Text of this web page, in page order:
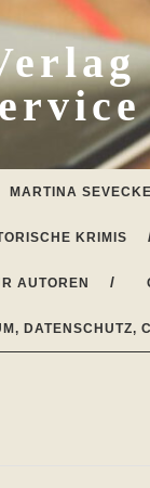
MARTINA
KRIMIS
AUTOREN
DATENSCHUTZ,